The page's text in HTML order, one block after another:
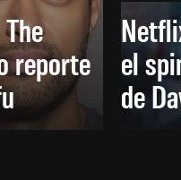
reporte
el
de